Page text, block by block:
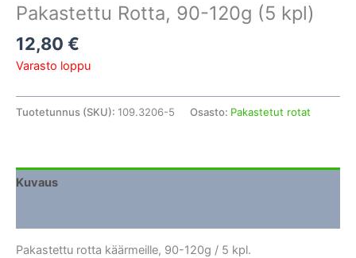
Pakastettu Rotta, 90-120g (5 kpl)
12,80 €
Varasto loppu
Tuotetunnus (SKU): 109.3206-5 Osasto: Pakastetut rotat
Kuvaus
Pakastettu rotta käärmeille, 90-120g / 5 kpl.